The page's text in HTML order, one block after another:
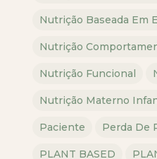
Nutrição Baseada Em
Nutrição
Nutrição Funcional
Nutrição Materno
Paciente Perda De
PLANT BASED